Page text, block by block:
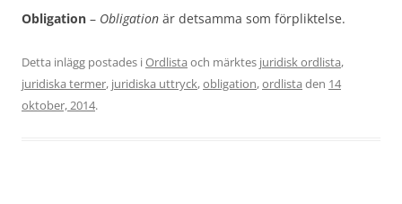
Obligation – Obligation är detsamma som förpliktelse.
Detta inlägg postades iOrdlista och märktes juridisk ordlista,
juridiska termer, juridiska uttryck,obligation,ordlista den 14
oktober, 2014.